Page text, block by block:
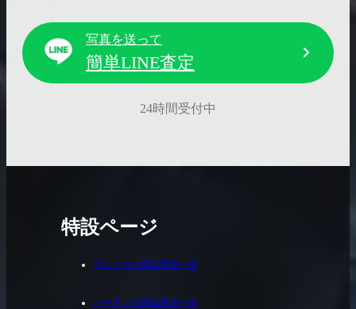
写真を送って
簡単LINE査定
24時間受付中
特設ページ
エルメスの買取実績一覧
バーキンの買取実績一覧